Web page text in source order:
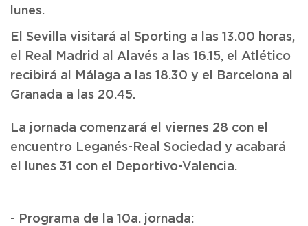
lunes.
El Sevilla visitará al Sporting a las 13.00 horas,
el Real Madrid al Alavés a las 16.15, el Atlético
recibirá al Málaga a las 18.30 y el Barcelona al
Granada a las 20.45.
La jornada comenzará el viernes 28 con el
encuentro Leganés-Real Sociedad y acabará
el lunes 31 con el Deportivo-Valencia.
- Programa de la 10a. jornada: